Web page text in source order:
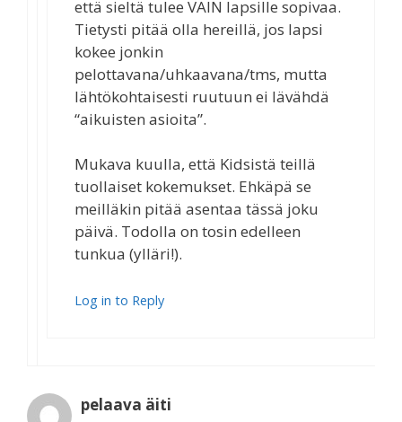
että sieltä tulee VAIN lapsille sopivaa.
Tietysti pitää olla hereillä, jos lapsi
kokee jonkin
pelottavana/uhkaavana/tms, mutta
lähtökohtaisesti ruutuun ei lävähdä
“aikuisten asioita”.
Mukava kuulla, että Kidsistä teillä
tuollaiset kokemukset. Ehkäpä se
meilläkin pitää asentaa tässä joku
päivä. Todolla on tosin edelleen
tunkua (ylläri!).
Log in to Reply
pelaava äiti